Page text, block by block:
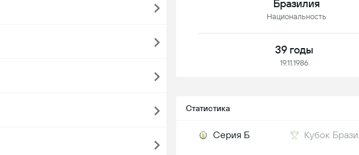
Бразилия
Национальность
39 годы
19.11.1986
Статистика
Серия Б Кубок